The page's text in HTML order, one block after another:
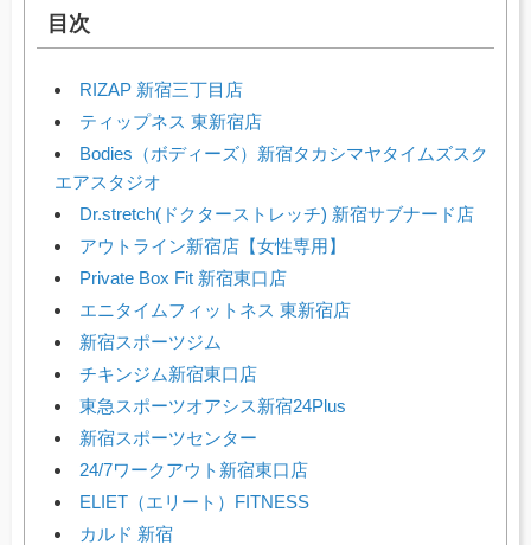
目次
RIZAP 新宿三丁目店
ティップネス 東新宿店
Bodies（ボディーズ）新宿タカシマヤタイムズスク
エアスタジオ
Dr.stretch(ドクターストレッチ) 新宿サブナード店
アウトライン新宿店【女性専用】
Private Box Fit 新宿東口店
エニタイムフィットネス 東新宿店
新宿スポーツジム
チキンジム新宿東口店
東急スポーツオアシス新宿24Plus
新宿スポーツセンター
24/7ワークアウト新宿東口店
ELIET（エリート）FITNESS
カルド 新宿